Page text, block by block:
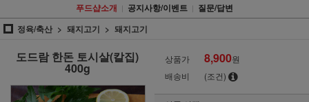
푸드샵소개 | 공지사항/이벤트 | 질문/답변
정육/축산
돼지고기 돼지고기
도드람 한돈 토시살(칼집)
400g
상품가 8,900원
배송비
(조건)